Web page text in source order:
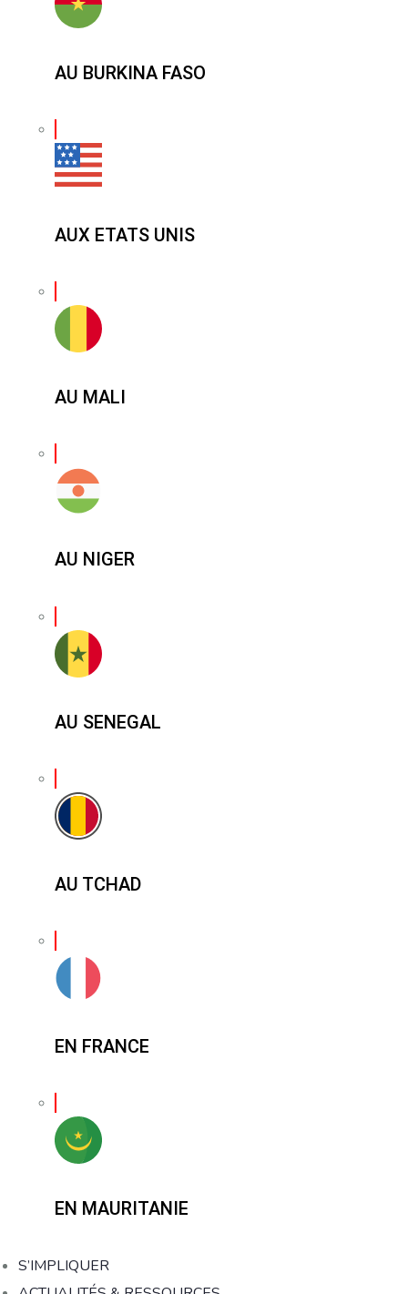
AU BURKINA FASO
AUX ETATS UNIS
AU MALI
AU NIGER
AU SENEGAL
AU TCHAD
EN FRANCE
EN MAURITANIE
S’IMPLIQUER